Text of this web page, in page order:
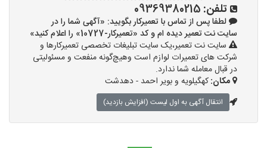
تلفن: 09369380215
لطفا پس از تماس با تعمیرکار بگویید: «آگهی شما را در
سایت نت تعمیر دیده ام و کد «تعمیرکار-10727» را اعلام کنید»
سایت نت تعمیر،یک سایت تبلیغات تخصصی تعمیرکارها و
شرکت های تعمیرات لوازم است وهیچ‌گونه منفعت و مسئولیتی
در قبال معامله شما ندارد.
مکان:کهگیلویه و بویر احمد - دهدشت
انتقال آگهی به اول لیست (افزایش بازدید)